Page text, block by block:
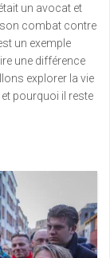
un avocat et
combat contre
un exemple
une différence
explorer la vie
pourquoi il reste